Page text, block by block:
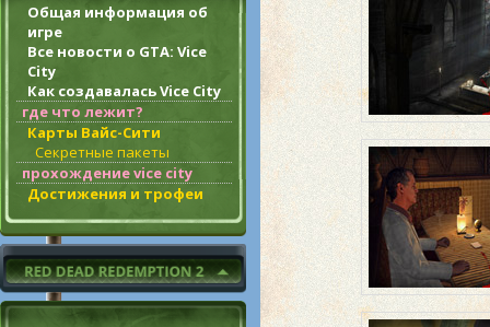
Общая информация об
игре
Все новости о GTA: Vice
City
Как создавалась Vice City
где что лежит?
Карты Вайс-Сити
Секретные пакеты
прохождение vice city
Достижения и трофеи